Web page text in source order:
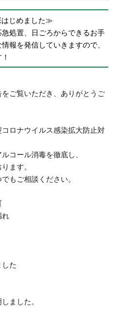
はじめました≫
処置、日ごろからできるお手
報を発信していきますので、
ご覧いただき、ありがとうご
ロナウイルス感染拡大防止対
コール消毒を徹底し、
ます。
もご相談ください。
れ
た
ました。